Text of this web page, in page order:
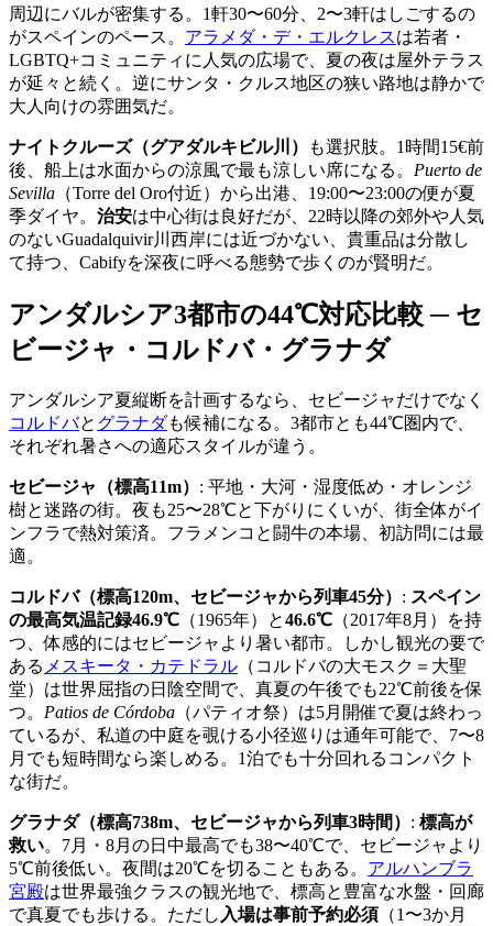
周辺にバルが密集する。1軒30〜60分、2〜3軒はしごするの
がスペインのペース。 アラメダ・デ・エルクレスは若者・
LGBTQ+コミュニティに人気の広場で、夏の夜は屋外テラス
が延々と続く。逆にサンタ・クルス地区の狭い路地は静かで
大人向けの雰囲気だ。
ナイトクルーズ（グアダルキビル川）
も選択肢。1時間15€前
後、船上は水面からの涼風で最も涼しい席になる。 Puerto de
Sevilla （Torre del Oro付近）から出港、19:00〜23:00の便が夏
季ダイヤ。 治安は中心街は良好だが、22時以降の郊外や人気
のないGuadalquivir川西岸には近づかない、貴重品は分散し
て持つ、Cabifyを深夜に呼べる態勢で歩くのが賢明だ。
アンダルシア3都市の44℃対応比較 ─ セ
ビージャ・コルドバ・グラナダ
アンダルシア夏縦断を計画するなら、セビージャだけでなく
コルドバと グラナダも候補になる。3都市とも44℃圏内で、
それぞれ暑さへの適応スタイルが違う。
セビージャ（標高11m） : 平地・大河・湿度低め・オレンジ
樹と迷路の街。夜も25〜28℃と下がりにくいが、街全体がイ
ンフラで熱対策済。フラメンコと闘牛の本場、初訪問には最
適。
コルドバ（標高120m、セビージャから列車45分） : スペイン
の最高気温記録46.9℃ （1965年）と46.6℃ （2017年8月）を持
つ、体感的にはセビージャより暑い都市。しかし観光の要で
ある メスキータ・カテドラル （コルドバの大モスク＝大聖
堂）は世界屈指の日陰空間で、真夏の午後でも22℃前後を保
つ。 Patios de Córdoba （パティオ祭）は5月開催で夏は終わっ
ているが、私道の中庭を覗ける小径巡りは通年可能で、7〜8
月でも短時間なら楽しめる。1泊でも十分回れるコンパクト
な街だ。
グラナダ（標高738m、セビージャから列車3時間） : 標高が
救い。7月・8月の日中最高でも38〜40℃で、セビージャより
5℃前後低い。夜間は20℃を切ることもある。 アルハンブラ
宮殿は世界最強クラスの観光地で、標高と豊富な水盤・回廊
で真夏でも歩ける。ただし 入場は事前予約必須 （1〜3か月